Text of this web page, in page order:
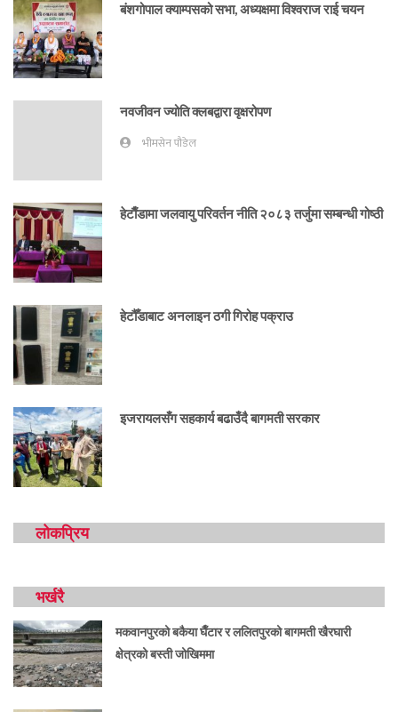
बंशगोपाल क्याम्पसको सभा, अध्यक्षमा विश्वराज राई चयन
नवजीवन ज्योति क्लबद्वारा वृक्षरोपण
भीमसेन पौडेल
हेटाैँडामा जलवायु परिवर्तन नीति २०८३ तर्जुमा सम्बन्धी गोष्ठी
हेटौँडाबाट अनलाइन ठगी गिरोह पक्राउ
इजरायलसँग सहकार्य बढाउँदै बागमती सरकार
लोकप्रिय
भर्खरै
मकवानपुरको बकैया घैँटार र ललितपुरको बागमती खैरघारी
क्षेत्रको बस्ती जोखिममा